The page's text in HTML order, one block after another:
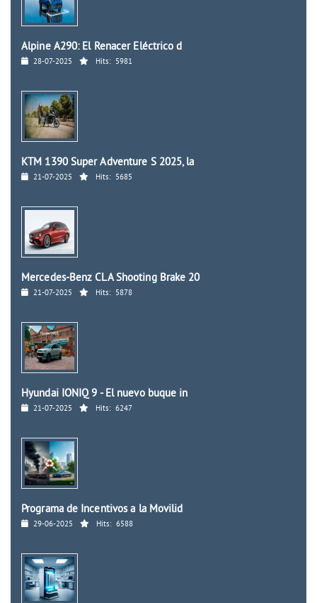
Alpine A290: El Renacer Eléctrico d
28-07-2025 Hits: 5981
KTM 1390 Super Adventure S 2025, la
21-07-2025 Hits: 5685
Mercedes-Benz CLA Shooting Brake 20
21-07-2025 Hits: 5878
Hyundai IONIQ 9 - El nuevo buque in
21-07-2025 Hits: 6247
Programa de Incentivos a la Movilid
29-06-2025 Hits: 6588